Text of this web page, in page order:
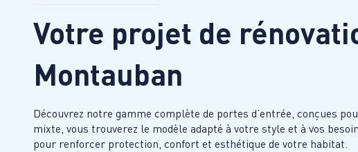
Votre projet de
Montauban
Découvrez notre gamme complète de portes d’entrée, conçues
mixte, vous trouverez le modèle adapté à votre style et à vos
pour renforcer protection, confort et esthétique de votre habitat.